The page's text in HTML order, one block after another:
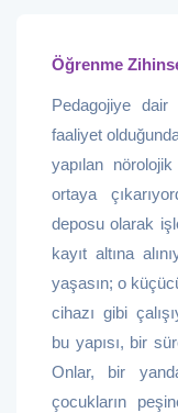
Öğrenme
Pedagojiye
faaliyet
yapılan
ortaya
deposu olarak
kayıt altına
yaşasın; o
cihazı gibi
bu yapısı, bir
Onlar, bir
çocukların